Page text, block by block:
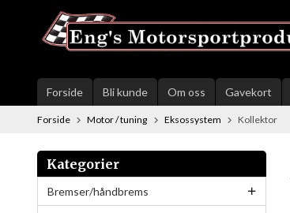
innholdet
Forside Bli kunde Om oss Gavekort
Forside Motor / tuning Eksossystem Kollektor
Kategorier
Bremser/håndbrems